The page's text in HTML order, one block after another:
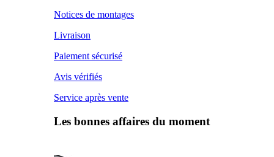
Notices de montages
Livraison
Paiement sécurisé
Avis vérifiés
Service après vente
Les bonnes affaires du moment